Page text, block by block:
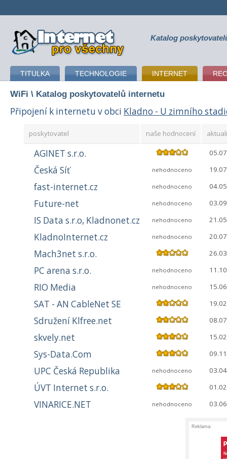
připojení k internetu Katalog
TITULKA TECHNOLOGIE INTERNET
WiFi \ Katalog poskytovatelů internetu
Připojení k internetu v obci Kladno - U zimního
poskytovatel naše hodnocení
AGINET s.r.o.
Česká Síť nehodnoceno
fast-internet.cz nehodnoceno
Future-net nehodnoceno
IS Data s.r.o, Kladnonet.cz nehodnoceno
KladnoInternet.cz nehodnoceno
Mach3net s.r.o.
PC arena s.r.o. nehodnoceno
RIO Media nehodnoceno
SAT - AN CableNet SE
Sdružení Klfree.net
skvely.net
Sys-Data.Com
UPC Česká Republika nehodnoceno
ÚVT Internet s.r.o.
VINARICE.NET nehodnoceno
Reklama: